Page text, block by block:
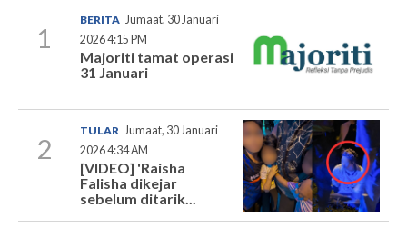
1
BERITA Jumaat, 30 Januari
2026 4:15 PM
Majoriti tamat operasi
31 Januari
2
TULAR Jumaat, 30 Januari
2026 4:34 AM
[VIDEO] 'Raisha
Falisha dikejar
sebelum ditarik...